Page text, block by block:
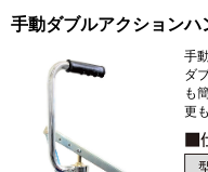
手動ダブルアクションハ
手
ダ
も
更